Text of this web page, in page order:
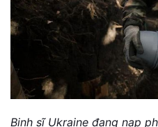
Binh sĩ Ukraine đang nạp